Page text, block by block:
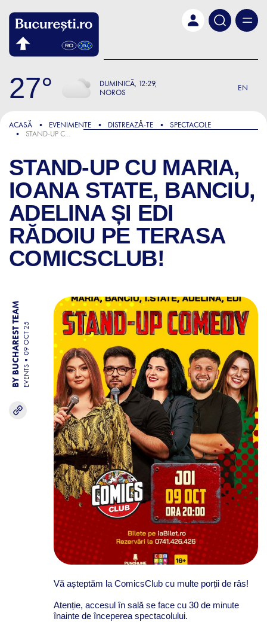
27 DUMINICĂ 12:29
NOROS
EN
ACASĂ EVENIMENTE DISTREAZǍ-TE
SPECTACOLE
STAND-UP CU MARIA, IOANA STATE, BANCIU, ADELINA ȘI EDI RĂDOIU PE TERASA COMICSCLUB!
STAND-UP CU MARIA,
IOANA STATE, BANCIU,
ADELINA ȘI EDI
RĂDOIU PE TERASA
COMICSCLUB!
BY BUCHAREST TEAM EVENTS
09 OCT 25
Vă așteptăm la ComicsClub cu multe porții de râs!
Atenție, accesul în sală se face cu 30 de minute
înainte de începerea spectacolului.